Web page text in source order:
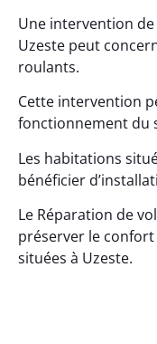
Une intervention
Uzeste peut
roulants.
Cette intervention
fonctionnement du
Les habitations
bénéficier
Le Réparation de
préserver le
situées à Uzeste.